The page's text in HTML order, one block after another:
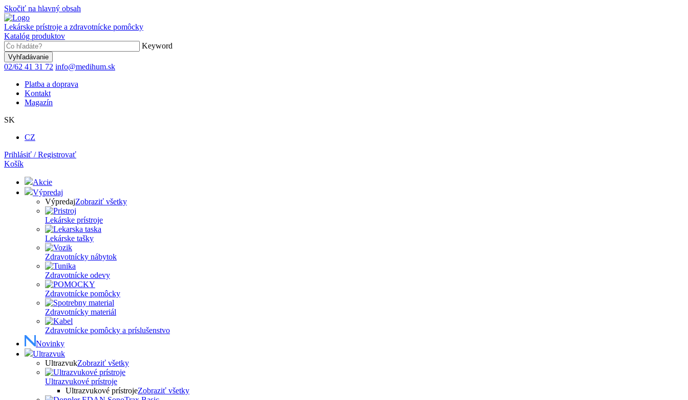
Skočiť na hlavný obsah
Lekárske prístroje a zdravotnícke pomôcky
Katalóg produktov
Keyword
02/62 41 31 72 info@medihum.sk
Platba a doprava
Kontakt
Magazín
SK
CZ
Prihlásiť / Registrovať
Košík
Akcie
Výpredaj
VýpredajZobraziť všetky
Lekárske prístroje
Lekárske tašky
Zdravotnícky nábytok
Zdravotnícke odevy
Zdravotnícke pomôcky
Zdravotnícky materiál
Zdravotnícke pomôcky a príslušenstvo
Novinky
Ultrazvuk
UltrazvukZobraziť všetky
Ultrazvukové prístroje
Ultrazvukové prístrojeZobraziť všetky